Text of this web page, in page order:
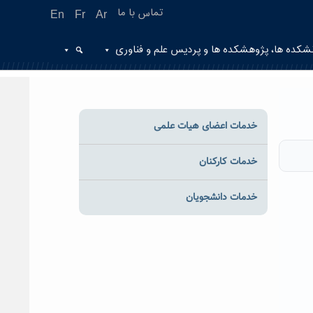
En Fr Ar تماس با ما
ها، پژوهشکده ها و پردیس علم و فناوری
خدمات اعضای هیات علمی
خدمات کارکنان
خدمات دانشجویان